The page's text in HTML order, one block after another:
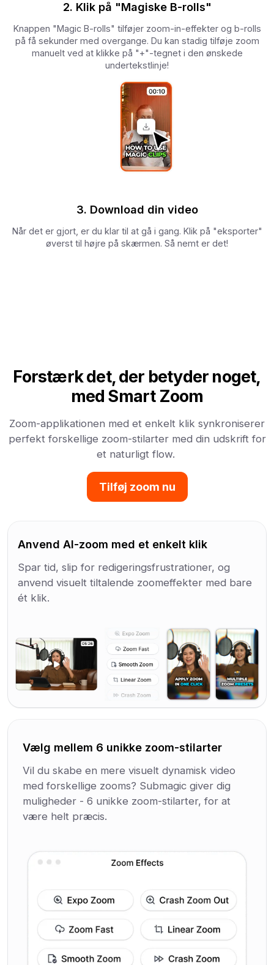
2. Klik på "Magiske B-rolls"
Knappen "Magic B-rolls" tilføjer zoom-in-effekter og b-rolls
på få sekunder med overgange. Du kan stadig tilføje zoom
manuelt ved at klikke på "+"-tegnet i den ønskede
undertekstlinje!
3. Download din video
Når det er gjort, er du klar til at gå i gang. Klik på "eksporter"
øverst til højre på skærmen. Så nemt er det!
Forstærk det, der betyder noget,
med Smart Zoom
Zoom-applikationen med et enkelt klik synkroniserer
perfekt forskellige zoom-stilarter med din udskrift for
et naturligt flow.
Tilføj zoom nu
Anvend AI-zoom med et enkelt klik
Spar tid, slip for redigeringsfrustrationer, og
anvend visuelt tiltalende zoomeffekter med bare
ét klik.
Vælg mellem 6 unikke zoom-stilarter
Vil du skabe en mere visuelt dynamisk video
med forskellige zooms? Submagic giver dig
muligheder - 6 unikke zoom-stilarter, for at
være helt præcis.